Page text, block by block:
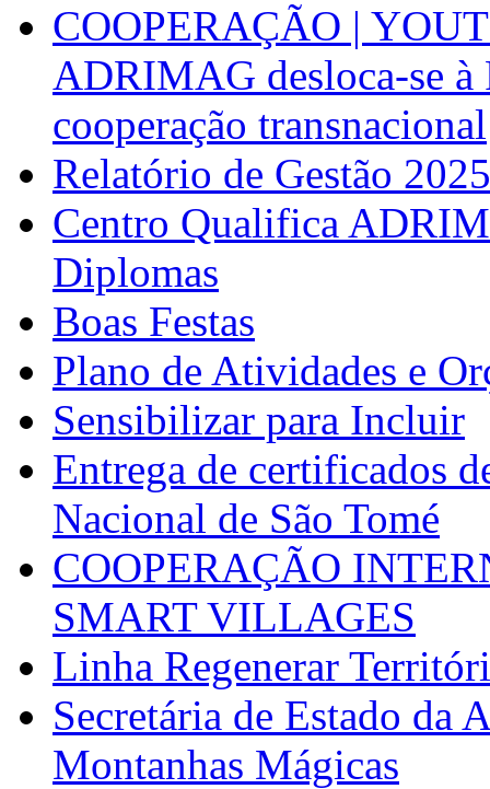
COOPERAÇÃO |
ADRIMAG desloca-se
cooperação transnacional
Relatório de Gestão 2025
Centro Qualifica
Diplomas
Boas Festas
Plano de Atividades e
Sensibilizar para Incluir
Entrega de certificados
Nacional de São Tomé
COOPERAÇÃO
SMART VILLAGES
Linha Regenerar
Secretária de Estado da
Montanhas Mágicas